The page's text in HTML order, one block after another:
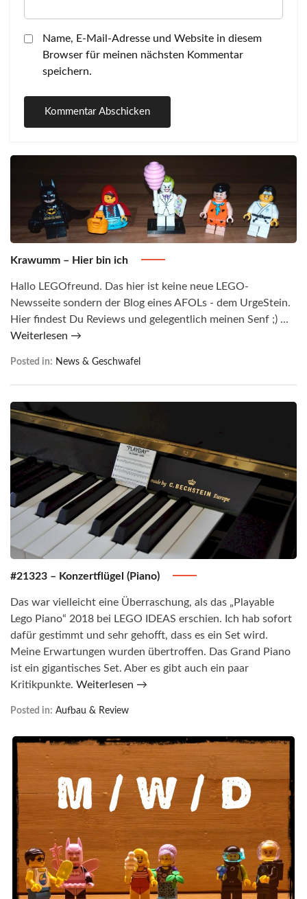
Name, E-Mail-Adresse und Website in diesem
Browser für meinen nächsten Kommentar
speichern.
Krawumm – Hier bin ich
Hallo LEGOfreund. Das hier ist keine neue LEGO-
Newsseite sondern der Blog eines AFOLs - dem UrgeStein.
Hier findest Du Reviews und gelegentlich meinen Senf ;) ...
Weiterlesen →
Posted in: News & Geschwafel
#21323 – Konzertflügel (Piano)
Das war vielleicht eine Überraschung, als das „Playable
Lego Piano“ 2018 bei LEGO IDEAS erschien. Ich hab sofort
dafür gestimmt und sehr gehofft, dass es ein Set wird.
Meine Erwartungen wurden übertroffen. Das Grand Piano
ist ein gigantisches Set. Aber es gibt auch ein paar
Kritikpunkte. Weiterlesen →
Posted in: Aufbau & Review